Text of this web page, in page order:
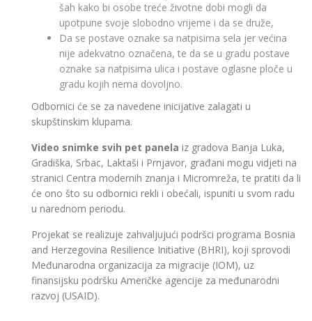
šah kako bi osobe treće životne dobi mogli da
upotpune svoje slobodno vrijeme i da se druže,
Da se postave oznake sa natpisima sela jer većina
nije adekvatno označena, te da se u gradu postave
oznake sa natpisima ulica i postave oglasne ploče u
gradu kojih nema dovoljno.
Odbornici će se za navedene inicijative zalagati u
skupštinskim klupama.
Video snimke svih pet panela iz gradova Banja Luka,
Gradiška, Srbac, Laktaši i Prnjavor, građani mogu vidjeti na
stranici Centra modernih znanja i Micromreža, te pratiti da li
će ono što su odbornici rekli i obećali, ispuniti u svom radu
u narednom periodu.
Projekat se realizuje zahvaljujući podršci programa Bosnia
and Herzegovina Resilience Initiative (BHRI), koji sprovodi
Međunarodna organizacija za migracije (IOM), uz
finansijsku podršku Američke agencije za međunarodni
razvoj (USAID).